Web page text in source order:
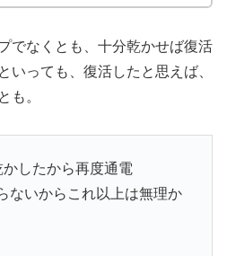
でなくとも、十分乾かせば復活
いっても、復活したと思えば、
も。
したから再度通電
ないからこれ以上は無理か